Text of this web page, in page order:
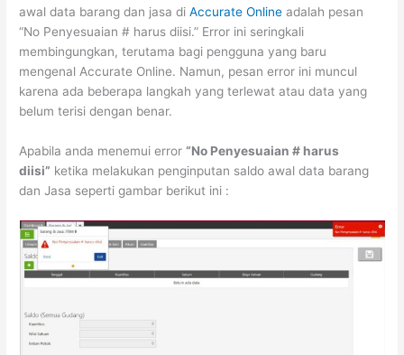
awal data barang dan jasa diAccurate Online adalah pesan
“No Penyesuaian # harus diisi.” Error ini seringkali
membingungkan, terutama bagi pengguna yang baru
mengenal Accurate Online. Namun, pesan error ini muncul
karena ada beberapa langkah yang terlewat atau data yang
belum terisi dengan benar.
Apabila anda menemui error“No Penyesuaian # harus
diisi” ketika melakukan penginputan saldo awal data barang
dan Jasa seperti gambar berikut ini :